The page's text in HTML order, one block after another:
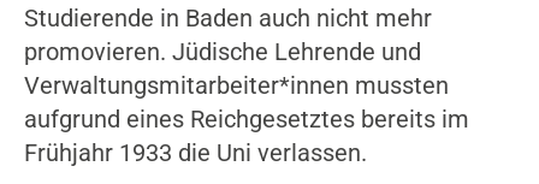
Studierende in Baden auch nicht mehr
promovieren. Jüdische Lehrende und
Verwaltungsmitarbeiter*innen mussten
aufgrund eines Reichgesetztes bereits im
Frühjahr 1933 die Uni verlassen.